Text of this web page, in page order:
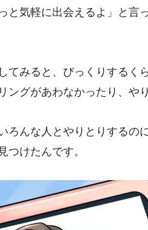
っと気軽に出会えるよ」と
てみると、びっくりするく
ングがあわなかったり、や
ろんな人とやりとりするの
つけたんです。